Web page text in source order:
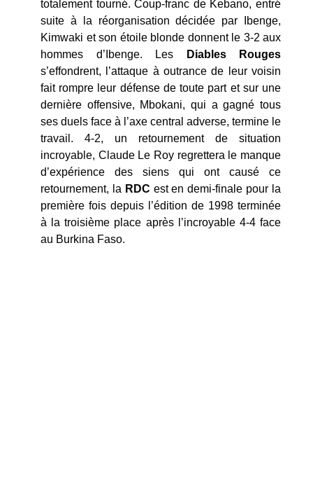
totalement tourné. Coup-franc de Kebano, entré
suite à la réorganisation décidée par Ibenge,
Kimwaki et son étoile blonde donnent le 3-2 aux
hommes d’Ibenge. Les
Diables Rouges
s’effondrent, l’attaque à outrance de leur voisin
fait rompre leur défense de toute part et sur une
dernière offensive, Mbokani, qui a gagné tous
ses duels face à l’axe central adverse, termine le
travail. 4-2, un retournement de situation
incroyable, Claude Le Roy regrettera le manque
d’expérience des siens qui ont causé ce
retournement, la RDC est en demi-finale pour la
première fois depuis l’édition de 1998 terminée
à la troisième place après l’incroyable 4-4 face
au Burkina Faso.